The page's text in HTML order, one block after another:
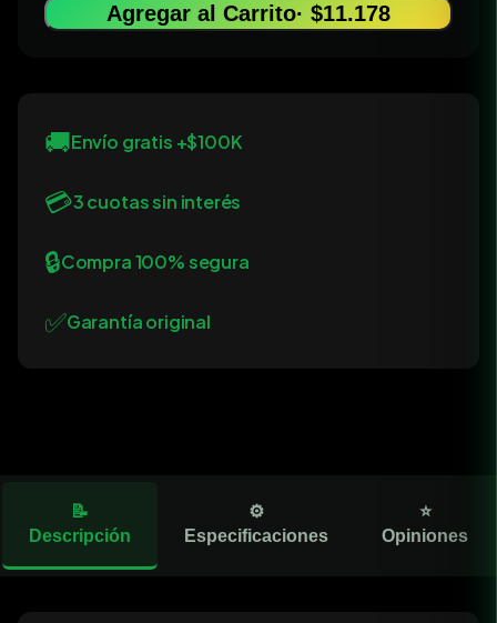
Agregar al Carrito· $11.178
🚚Envío gratis +$100K
💳3 cuotas sin interés
🔒Compra 100% segura
✅Garantía original
📝
Descripción
⚙️
Especificaciones
⭐
Opiniones